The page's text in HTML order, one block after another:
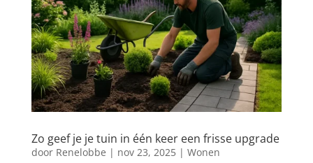
Zo geef je je tuin in één keer een frisse upgrade
door Renelobbe | nov 23, 2025| Wonen